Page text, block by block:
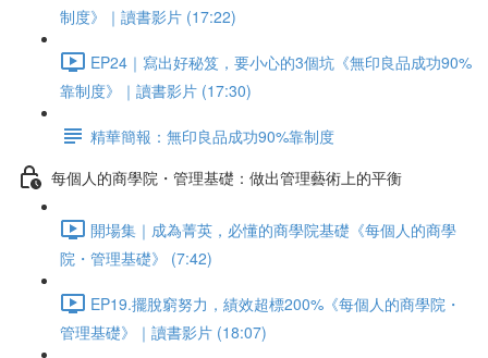
制度》｜讀書影片 (17:22)
EP24｜寫出好秘笈，要小心的3個坑《無印良品成功90%
靠制度》｜讀書影片 (17:30)
精華簡報：無印良品成功90%靠制度
每個人的商學院・管理基礎：做出管理藝術上的平衡
開場集｜成為菁英，必懂的商學院基礎《每個人的商學
院・管理基礎》 (7:42)
EP19.擺脫窮努力，績效超標200%《每個人的商學院・
管理基礎》｜讀書影片 (18:07)